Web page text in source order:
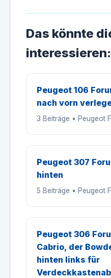
Das könnte
interessieren:
Peugeot 106
nach vorn
3 Beiträge • Peugeot
Peugeot 307
hinten
5 Beiträge • Peugeot
Peugeot 306
Cabrio, der
hinten links für